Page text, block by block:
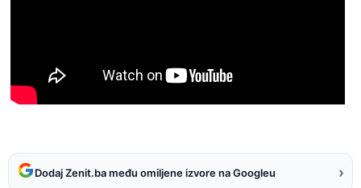
Dodaj Zenit.ba među omiljene izvore na Googleu ›